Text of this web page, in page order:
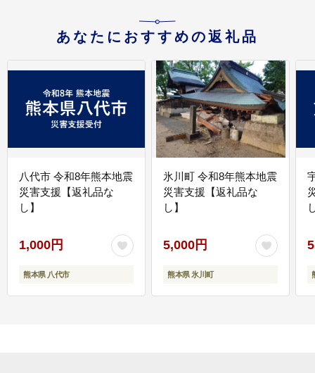
あなたにおすすめの返礼品
八代市 令和8年熊本地震
災害支援【返礼品な
し】
1,000円
熊本県 八代市
氷川町 令和8年熊本地震
災害支援【返礼品な
し】
5,000円
熊本県 氷川町